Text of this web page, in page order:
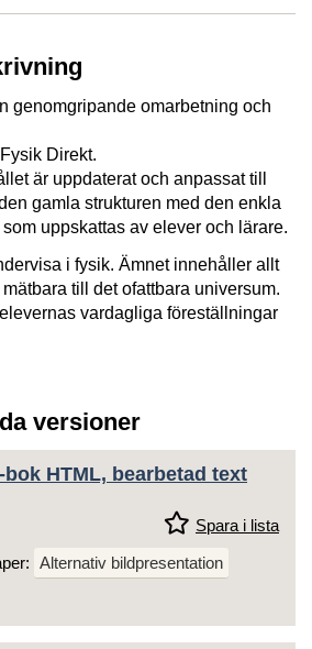
genomgripande omarbetning och
Direkt.
är uppdaterat och anpassat till
gamla strukturen med den enkla
uppskattas av elever och lärare.
i fysik. Ämnet innehåller allt
till det ofattbara universum.
vardagliga föreställningar
versioner
HTML, bearbetad text
Spara i lista
Alternativ bildpresentation